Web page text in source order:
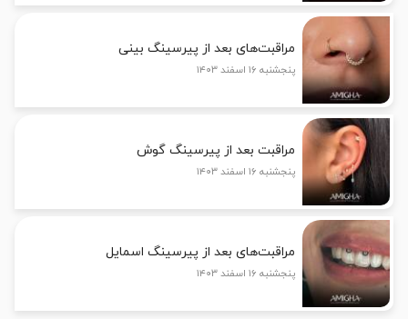
مراقبت‌های بعد از پیرسینگ بینی
پنجشنبه ۱۶ اسفند ۱۴۰۳
مراقبت بعد از پیرسینگ گوش
پنجشنبه ۱۶ اسفند ۱۴۰۳
مراقبت‌های بعد از پیرسینگ اسمایل
پنجشنبه ۱۶ اسفند ۱۴۰۳